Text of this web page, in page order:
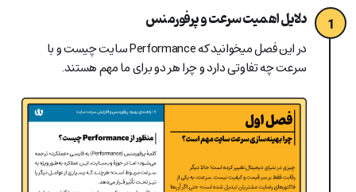
1 دلایل اهمیت سرعت و پرفورمنس
در این فصل میخوانید که Performance سایت چیست و با
سرعت چه تفاوتی دارد و چرا هر دو برای ما مهم هستند.